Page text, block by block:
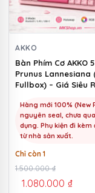
AKKO
Bàn Phím Cơ AKKO
Prunus Lannesiana
Fullbox) – Giá Siêu
Hàng mới 100% (New
nguyên seal, chưa
dụng. Phụ kiện đi kèm
từ nhà sản xuất.
Chỉ còn 1
1.500.000₫
Giá
gốc
1.080.000 ₫
Giá
hiện